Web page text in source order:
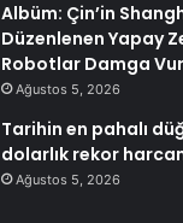
Albüm: Çin’in
Düzenlenen Yapay
Robotlar Damga
Ağustos 5, 2026
Tarihin en pahalı
dolarlık rekor
Ağustos 5, 2026